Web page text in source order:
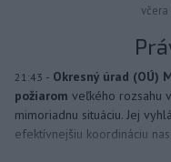
včera
21:43 - Okresný úrad (OÚ)
požiarom veľkého rozsahu
mimoriadnu situáciu. Jej
efektívnejšiu koordináciu